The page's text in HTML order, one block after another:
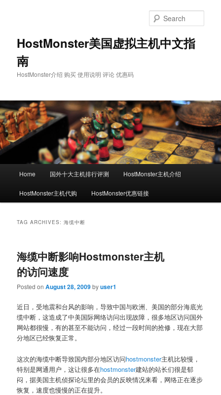
HostMonster美国虚拟主机中文指
南
HostMonster介绍 购买 使用说明 评论 优惠码
Home 国外十大主机排行评测 HostMonster主机介绍
HostMonster主机代购 HostMonster优惠链接
TAG ARCHIVES:海缆中断
海缆中断影响Hostmonster主机
的访问速度
Posted onAugust 28, 2009byuser1
近日，受地震和台风的影响，导致中国与欧洲、美国的部分海底光
缆中断，这造成了中美国际网络访问出现故障，很多地区访问国外
网站都很慢，有的甚至不能访问，经过一段时间的抢修，现在大部
分地区已经恢复正常。
这次的海缆中断导致国内部分地区访问hostmonster主机比较慢，
特别是网通用户，这让很多在hostmonster建站的站长们很是郁
闷，据美国主机侦探论坛里的会员的反映情况来看，网络正在逐步
恢复，速度也慢慢的正在提升。